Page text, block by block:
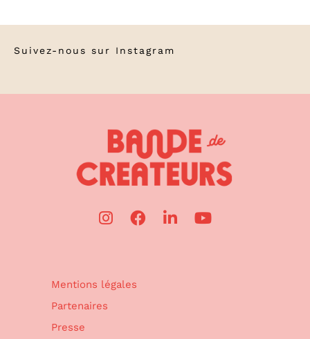
Suivez-nous sur Instagram
Mentions légales
Partenaires
Presse